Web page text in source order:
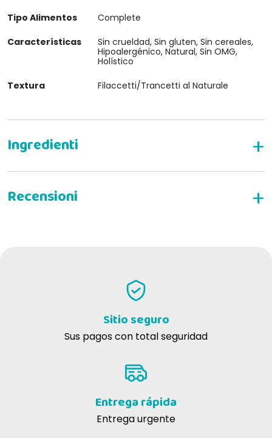
Tipo Alimentos
Complete
Características
Sin crueldad, Sin gluten, Sin cereales,
Hipoalergénico, Natural, Sin OMG,
Holístico
Textura
Filaccetti/Trancetti al Naturale
MONOPROTEICO
Sitio seguro
Sus pagos con total seguridad
Entrega rápida
Entrega urgente